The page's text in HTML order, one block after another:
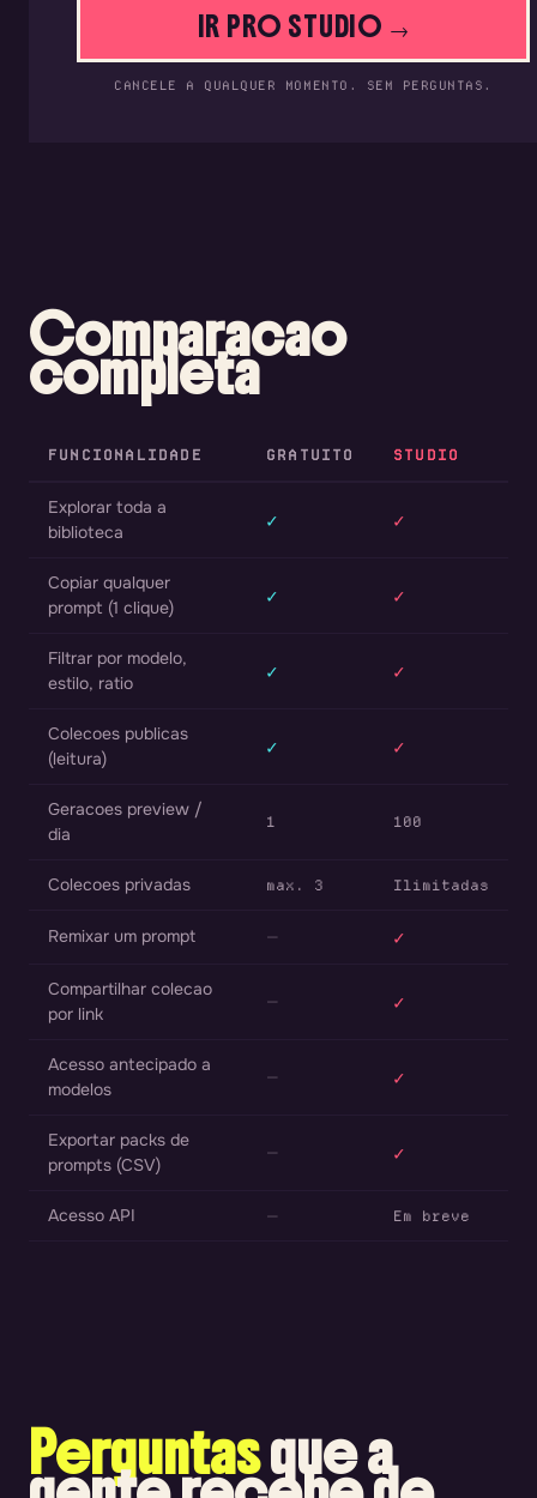
IR PRO STUDIO →
CANCELE A QUALQUER MOMENTO. SEM PERGUNTAS.
Comparacao
completa
FUNCIONALIDADE GRATUITO STUDIO
Explorar toda a
biblioteca
✓ ✓
Copiar qualquer
prompt (1 clique)
✓ ✓
Filtrar por modelo,
estilo, ratio
✓ ✓
Colecoes publicas
(leitura)
✓ ✓
Geracoes preview /
dia
1 100
Colecoes privadas max. 3 Ilimitadas
Remixar um prompt — ✓
Compartilhar colecao
por link
— ✓
Acesso antecipado a
modelos
— ✓
Exportar packs de
prompts (CSV)
— ✓
Acesso API — Em breve
Perguntasque a